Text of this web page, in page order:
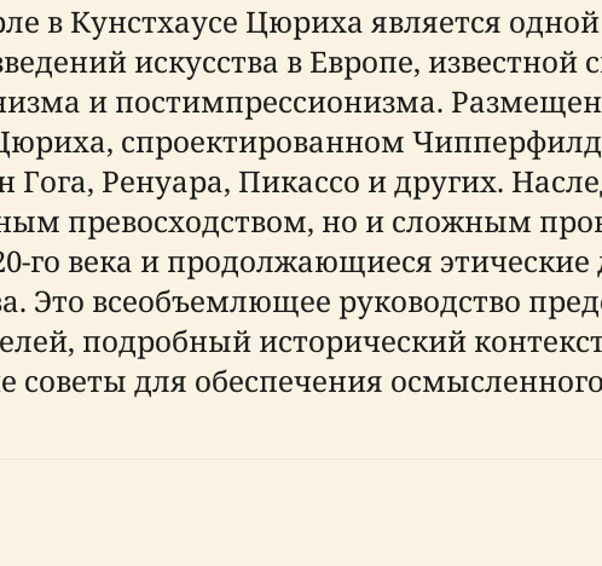
в Кунстхаусе Цюриха является
искусства в Европе,
и постимпрессионизма.
спроектированном
Ренуара, Пикассо и других.
превосходством, но и сложным
го века и продолжающиеся этические
Это всеобъемлющее руководство
подробный исторический
советы для обеспечения